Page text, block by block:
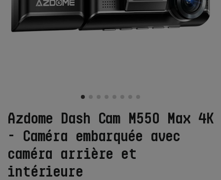
Azdome Dash Cam M550 Max 4K
- Caméra embarquée avec
caméra arrière et
intérieure